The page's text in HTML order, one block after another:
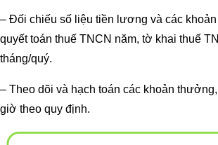
– Đối chiếu số liệu tiền lương và các
quyết toán thuế TNCN năm, tờ khai thuế
tháng/quý.
– Theo dõi và hạch toán các khoản
giờ theo quy định.